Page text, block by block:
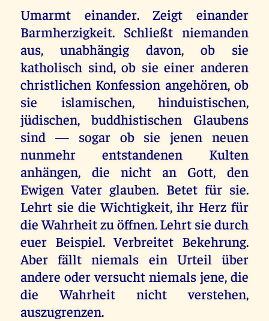
Umarmt einander. Zeigt einander
Barmherzigkeit. Schließt niemanden
aus, unabhängig davon, ob sie
katholisch sind, ob sie einer anderen
christlichen Konfession angehören, ob
sie islamischen, hinduistischen,
jüdischen, buddhistischen Glaubens
sind — sogar ob sie jenen neuen
nunmehr entstandenen Kulten
anhängen, die nicht an Gott, den
Ewigen Vater glauben. Betet für sie.
Lehrt sie die Wichtigkeit, ihr Herz für
die Wahrheit zu öffnen. Lehrt sie durch
euer Beispiel. Verbreitet Bekehrung.
Aber fällt niemals ein Urteil über
andere oder versucht niemals jene, die
die Wahrheit nicht verstehen,
auszugrenzen.